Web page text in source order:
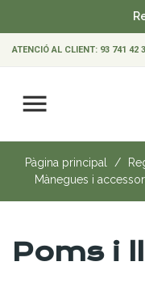
ATENCIÓ AL CLIENT: 93 741 42
Pàgina principal
Mànegues i
Poms i